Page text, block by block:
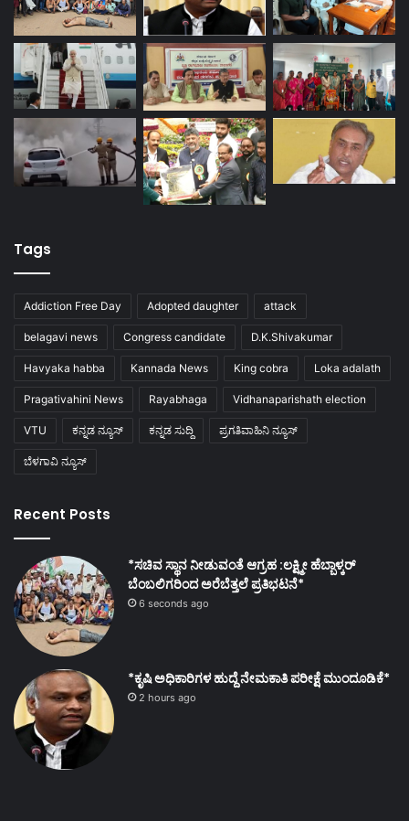
Tags
Addiction Free Day Adopted daughter attack
belagavi news Congress candidate D.K.Shivakumar
Havyaka habba Kannada News King cobra Loka adalath
Pragativahini News Rayabhaga Vidhanaparishath election
VTU ಕನ್ನಡ ನ್ಯೂಸ್ ಕನ್ನಡ ಸುದ್ದಿ ಪ್ರಗತಿವಾಹಿನಿ ನ್ಯೂಸ್
ಬೆಳಗಾವಿ ನ್ಯೂಸ್
Recent Posts
*ಸಚಿವ ಸ್ಥಾನ ನೀಡುವಂತೆ ಆಗ್ರಹ :ಲಕ್ಷ್ಮೀ ಹೆಬ್ಬಾಳ್ಕರ್
ಬೆಂಬಲಿಗರಿಂದ ಅರೆಬೆತ್ತಲೆ ಪ್ರತಿಭಟನೆ*
6 seconds ago
*ಕೃಷಿ ಅಧಿಕಾರಿಗಳ ಹುದ್ದೆ ನೇಮಕಾತಿ ಪರೀಕ್ಷೆ ಮುಂದೂಡಿಕೆ*
2 hours ago